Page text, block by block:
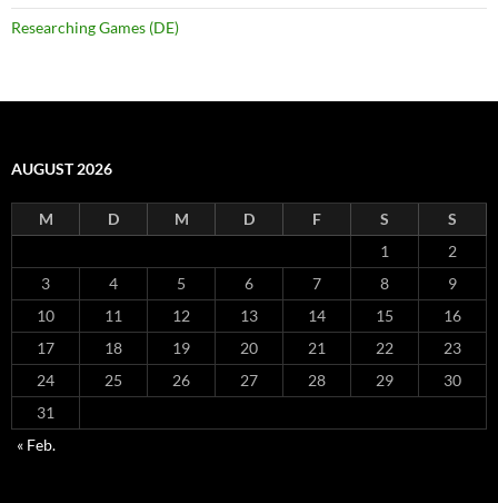
Researching Games (DE)
AUGUST 2026
M D M D F S
S
1
2
3
4 5 6 7 8
9
10
11 12 13 14 15
16
17
18 19 20 21 22
23
24
25 26 27 28 29
30
31
« Feb.